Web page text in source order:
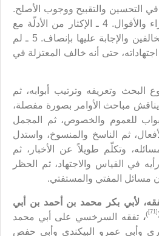
في التحسين والتقبيح ووجوب الأصلح.
3 ـ الاستيعاب الوافي للآراء والأقوال. 4 ـ الإكثار من الأدلّة مع
العرض المسهب لأدلة المخالفين والإجابة عليها بإنصاف. 5 ـ لم
حتى أنه خالف المعتزلة في
وتعريفه وترتيب أبوابه، ثم
يناقش مباحث الأوامر بصورة مفصلة،
للعموم والخصوص، ثم المجمل
ثم الناسخ والمنسوخ، واستدل
وتكلّم طويلاً عن الأخبار، ثم
في القياس والاجتهاد، ثم الحظر
مسائل المفتي والمستفتي.
لأبي بكر محمد بن أحمد بن أبي
[71]
)، تفقه السرخسي على أبي محمد
وأبي عمرو البيكندي وأبي حفص